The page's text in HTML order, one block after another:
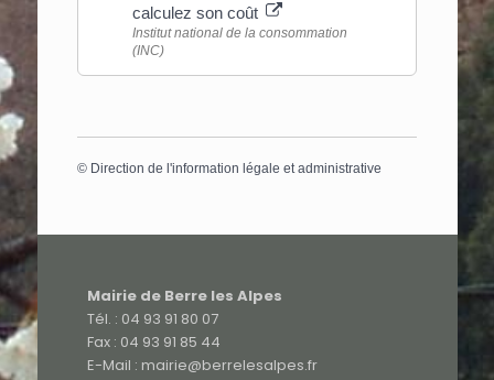
calculez son coût
Institut national de la consommation
(INC)
© Direction de l'information légale et administrative
Mairie de Berre les Alpes
Tél. : 04 93 91 80 07
Fax : 04 93 91 85 44
E-Mail : mairie@berrelesalpes.fr